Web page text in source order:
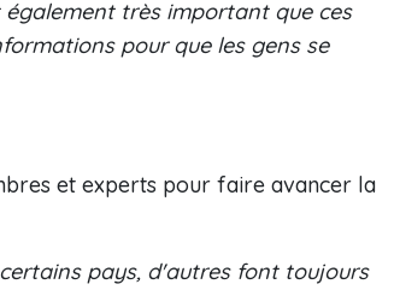
très important que ces
pour que les gens se
et experts pour faire avancer la
pays, d'autres font toujours